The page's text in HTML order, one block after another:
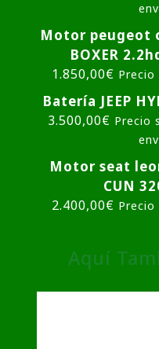
Motor peugeot
BOXER
1.850,00€ Precio
Batería JEEP
3.500,00€ Precio
Motor seat
CUN
2.400,00€ Precio
Aquí